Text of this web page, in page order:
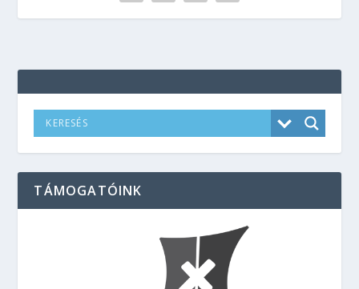
TÁMOGATÓINK